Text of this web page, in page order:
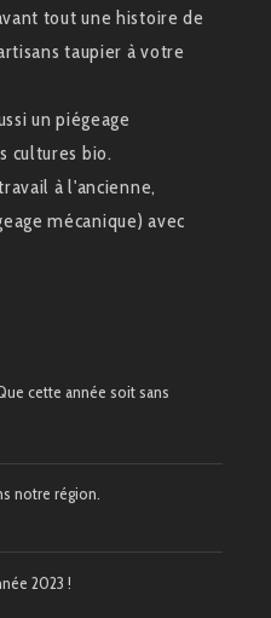
tout une histoire de
taupier à votre
un piégeage
cultures bio.
à l'ancienne,
mécanique) avec
cette année soit sans
notre région.
2023 !